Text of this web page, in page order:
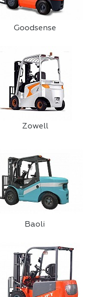
Goodsense
Zowell
Baoli